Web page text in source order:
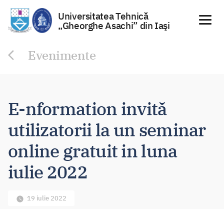
Universitatea Tehnică
„Gheorghe Asachi” din Iaşi
Evenimente
E-nformation invită
utilizatorii la un seminar
online gratuit in luna
iulie 2022
19 iulie 2022